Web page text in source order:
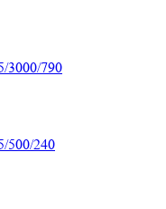
3000/790
500/240